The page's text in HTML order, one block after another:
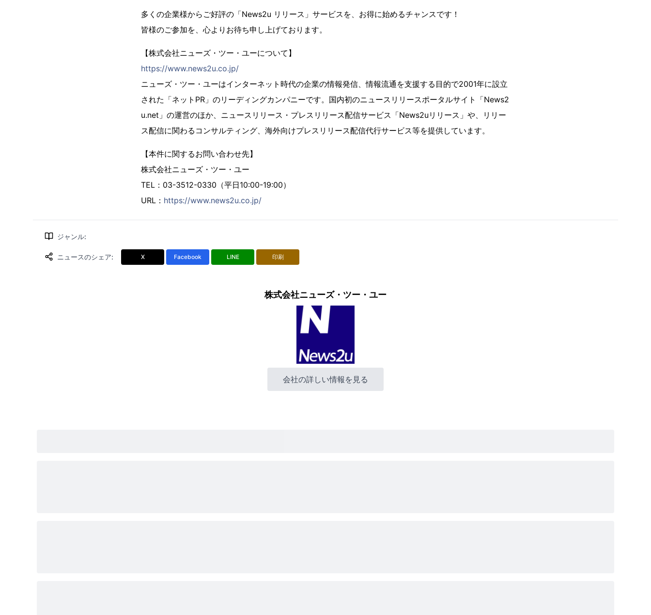
多くの企業様からご好評の「News2u リリース」サービスを、お得に始めるチャンスです！
皆様のご参加を、心よりお待ち申し上げております。
【株式会社ニューズ・ツー・ユーについて】
https://www.news2u.co.jp/
ニューズ・ツー・ユーはインターネット時代の企業の情報発信、情報流通を支援する目的で2001年に設立
された「ネットPR」のリーディングカンパニーです。国内初のニュースリリースポータルサイト「News2
u.net」の運営のほか、ニュースリリース・プレスリリース配信サービス「News2uリリース」や、リリー
ス配信に関わるコンサルティング、海外向けプレスリリース配信代行サービス等を提供しています。
【本件に関するお問い合わせ先】
株式会社ニューズ・ツー・ユー
TEL：03-3512-0330（平日10:00-19:00）
URL： https://www.news2u.co.jp/
ジャンル:
ニュースのシェア: X Facebook LINE 印刷
株式会社ニューズ・ツー・ユー
会社の詳しい情報を見る